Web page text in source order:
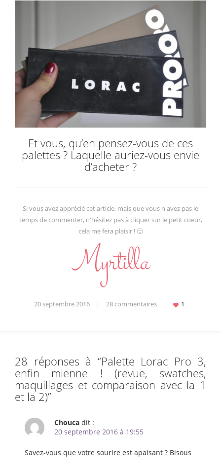
Et vous, qu’en pensez-vous de ces
palettes ? Laquelle auriez-vous envie
d’acheter ?
Si vous avez apprécié cet article, mais que vous n'avez pas le
temps de commenter, n'hésitez pas à cliquer sur le petit coeur,
cela me fera plaisir ! 🙂
20 septembre 2016 | 28 commentaires |
28 réponses à “Palette Lorac Pro 3,
enfin mienne ! (revue, swatches,
maquillages et comparaison avec la 1
et la 2)”
Chouca dit :
20 septembre 2016 à 19:55
Savez-vous que votre sourire est apaisant ? Bisous